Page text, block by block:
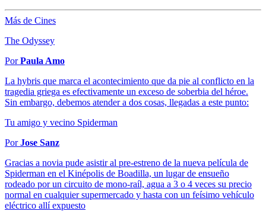
Más de Cines
The Odyssey
PorPaula Amo
La hybris que marca el acontecimiento que da pie al conflicto en la
tragedia griega es efectivamente un exceso de soberbia del héroe.
Sin embargo, debemos atender a dos cosas, llegadas a este punto:
Tu amigo y vecino Spiderman
PorJose Sanz
Gracias a novia pude asistir al pre-estreno de la nueva película de
Spiderman en el Kinépolis de Boadilla, un lugar de ensueño
rodeado por un circuito de mono-raíl, agua a 3 o 4 veces su precio
normal en cualquier supermercado y hasta con un feísimo vehículo
eléctrico allí expuesto